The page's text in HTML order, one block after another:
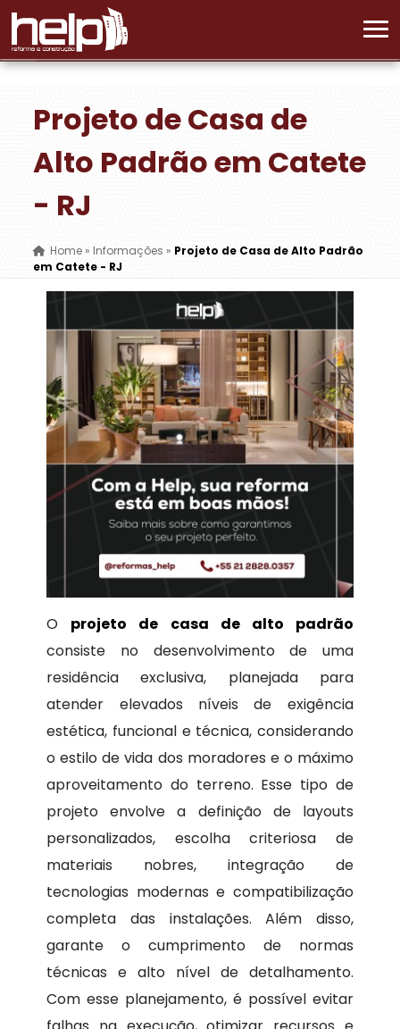
Projeto de Casa de
Alto Padrão em Catete
- RJ
Home »Informações » Projeto de Casa de Alto Padrão
em Catete - RJ
O projeto de casa de alto padrão
consiste no desenvolvimento de uma
residência exclusiva, planejada para
atender elevados níveis de exigência
estética, funcional e técnica, considerando
o estilo de vida dos moradores e o máximo
aproveitamento do terreno. Esse tipo de
projeto envolve a definição de layouts
personalizados, escolha criteriosa de
materiais nobres, integração de
tecnologias modernas e compatibilização
completa das instalações. Além disso,
garante o cumprimento de normas
técnicas e alto nível de detalhamento.
Com esse planejamento, é possível evitar